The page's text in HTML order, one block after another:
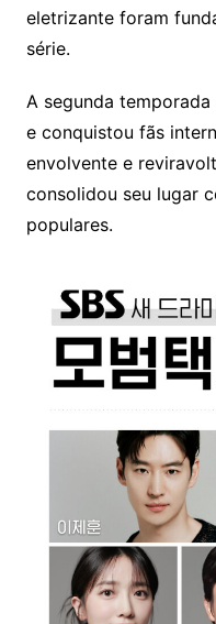
eletrizante foram
série.
A segunda
e conquistou fãs
envolvente e
consolidou seu lugar
populares.